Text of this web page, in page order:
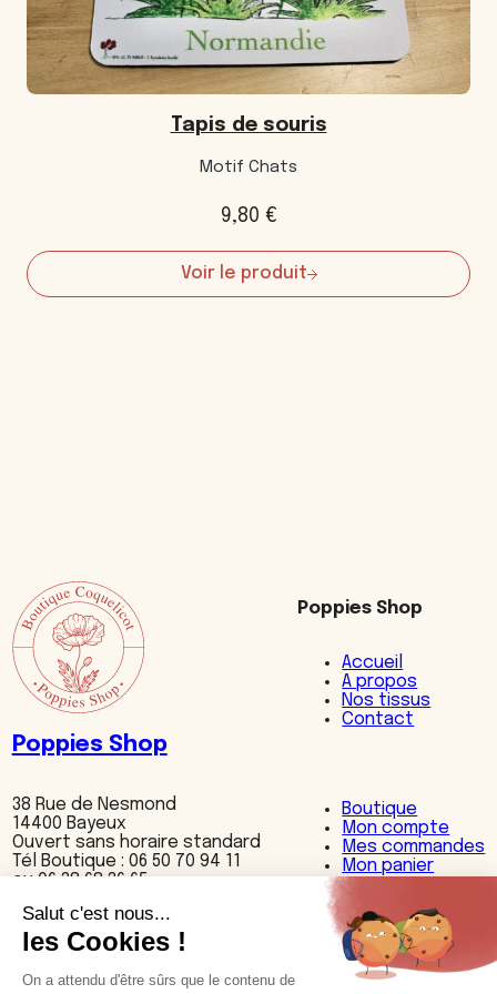
Tapis de souris
Motif Chats
9,80 €
Voir le produit
:
Tapis
Poppies Shop
38 Rue de Nesmond
14400 Bayeux
Ouvert sans horaire standard
Tél Boutique : 06 50 70 94 11
ou 06 38 68 36 65
Poppies Shop
Accueil
A propos
Nos tissus
Contact
Boutique
Mon compte
Mes commandes
Mon panier